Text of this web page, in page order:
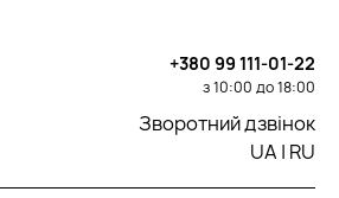
+380 99 111-01-22
з 10:00 до 18:00
Зворотний дзвінок
UA | RU